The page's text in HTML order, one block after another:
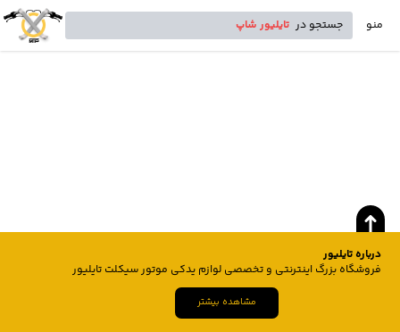
منو جستجو در تایلیور شاپ
درباره تایلیور
فروشگاه بزرگ اینترنتی و تخصصی لوازم یدکی موتور سیکلت تایلیور
مشاهده بیشتر